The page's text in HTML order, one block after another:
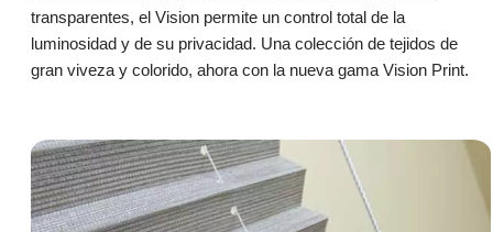
transparentes, el Vision permite un control total de la
luminosidad y de su privacidad. Una colección de tejidos de
gran viveza y colorido, ahora con la nueva gama Vision Print.